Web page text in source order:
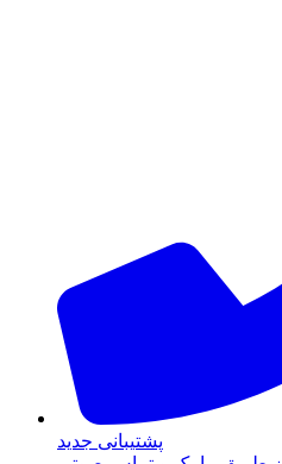
پشتیبانی جدید